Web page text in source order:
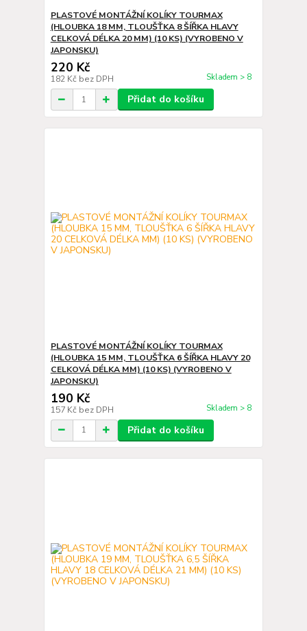
PLASTOVÉ MONTÁŽNÍ KOLÍKY TOURMAX
(HLOUBKA 18 MM, TLOUŠŤKA 8 ŠÍŘKA HLAVY
CELKOVÁ DÉLKA 20 MM) (10 KS) (VYROBENO V
JAPONSKU)
220 Kč
182 Kč bez DPH Skladem > 8
Přidat do košíku
PLASTOVÉ MONTÁŽNÍ KOLÍKY TOURMAX
(HLOUBKA 15 MM, TLOUŠŤKA 6 ŠÍŘKA HLAVY 20
CELKOVÁ DÉLKA MM) (10 KS) (VYROBENO V
JAPONSKU)
190 Kč
157 Kč bez DPH Skladem > 8
Přidat do košíku